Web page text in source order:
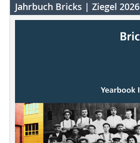
Jahrbuch Bricks | Ziegel 2026